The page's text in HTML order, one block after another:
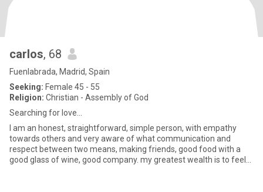
carlos, 68
Fuenlabrada, Madrid, Spain
Seeking: Female 45 - 55
Religion: Christian - Assembly of God
Searching for love...
I am an honest, straightforward, simple person, with empathy
towards others and very aware of what communication and
respect between two means, making friends, good food with a
good glass of wine, good company. my greatest wealth is to feel